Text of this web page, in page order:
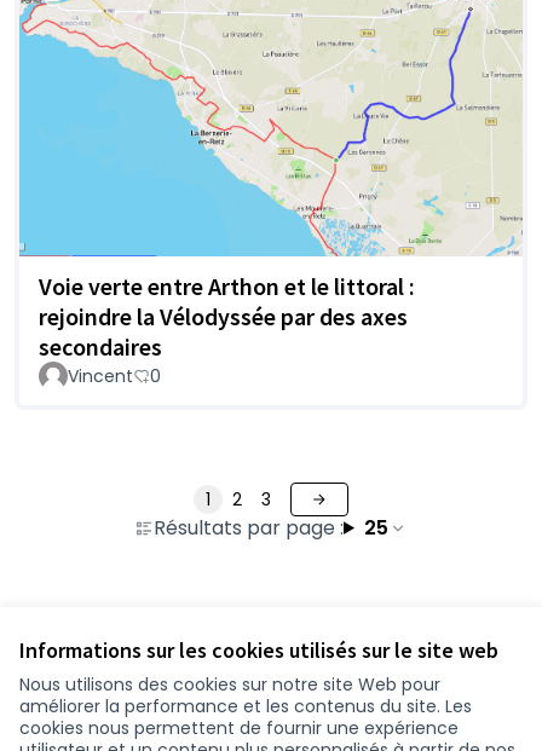
Informations sur les cookies utilisés sur le site web
Nous utilisons des cookies sur notre site Web pour
améliorer la performance et les contenus du site. Les
cookies nous permettent de fournir une expérience
Voie verte entre Arthon et le littoral :
rejoindre la Vélodyssée par des axes
secondaires
Vincent 0
Résultats par page : 25
1 2 3
Conditions d'utilisation
Paramètres des cookies